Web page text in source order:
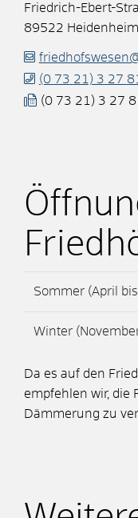
Friedrich-Ebert-
89522
(0 73 21) 3 27 81
(0 73 21) 3 27
Sommer (April
Winter
Da es auf den
empfehlen wir, die
Dämmerung zu